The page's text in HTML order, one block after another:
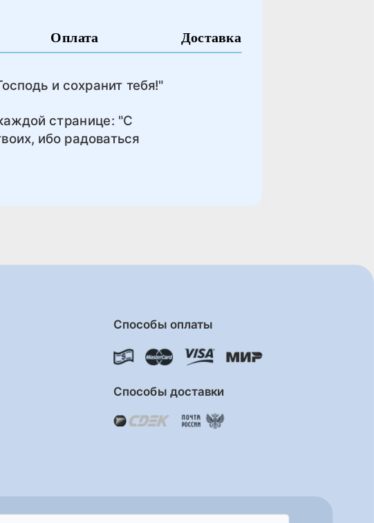
Оплата Доставка
и сохранит тебя!"
странице: "С
ибо радоваться
Способы оплаты
Способы доставки